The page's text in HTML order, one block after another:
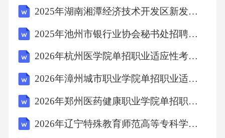
2025年湖南湘潭经济技术开发区新发展有限公司招聘17人笔试历年常考点试题专练附带答案详解
2025年池州市银行业协会秘书处招聘笔试历年典型考题及考点剖析附带答案详解2套
2026年杭州医学院单招职业适应性考试题库附答案详解
2026年漳州城市职业学院单招职业适应性测试题库带答案详解
2026年郑州医药健康职业学院单招职业倾向性测试题库及参考答案详解一套
2026年辽宁特殊教育师范高等专科学校单招职业倾向性考试题库及完整答案详解1套